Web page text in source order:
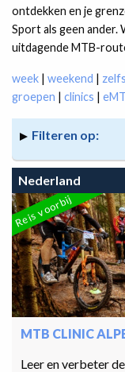
ontdekken en je
Sport als geen ander.
uitdagende MTB-
week | weekend |
groepen | clinics |
Filteren op:
Nederland
Reis voorbij
MTB CLINIC
Leer en verbeter